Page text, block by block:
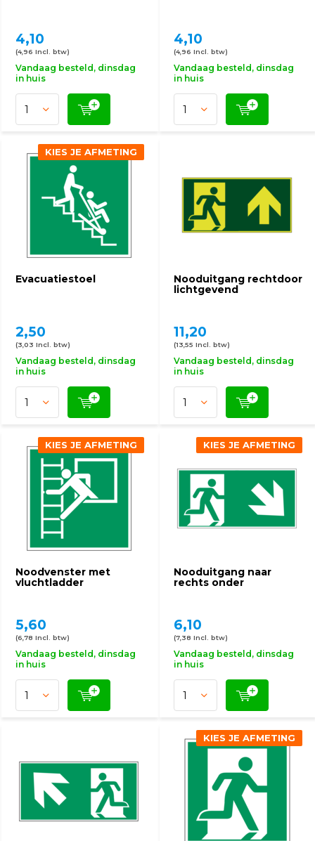
4,10
(4,96 Incl. btw)
Vandaag besteld, dinsdag
in huis
4,10
(4,96 Incl. btw)
Vandaag besteld, dinsdag
in huis
Evacuatiestoel
KIES JE AFMETING
2,50
(3,03 Incl. btw)
Vandaag besteld, dinsdag
in huis
Nooduitgang rechtdoor
lichtgevend
11,20
(13,55 Incl. btw)
Vandaag besteld, dinsdag
in huis
Noodvenster met
vluchtladder
KIES JE AFMETING
5,60
(6,78 Incl. btw)
Vandaag besteld, dinsdag
in huis
Nooduitgang naar
rechts onder
KIES JE AFMETING
6,10
(7,38 Incl. btw)
Vandaag besteld, dinsdag
in huis
KIES JE AFMETING